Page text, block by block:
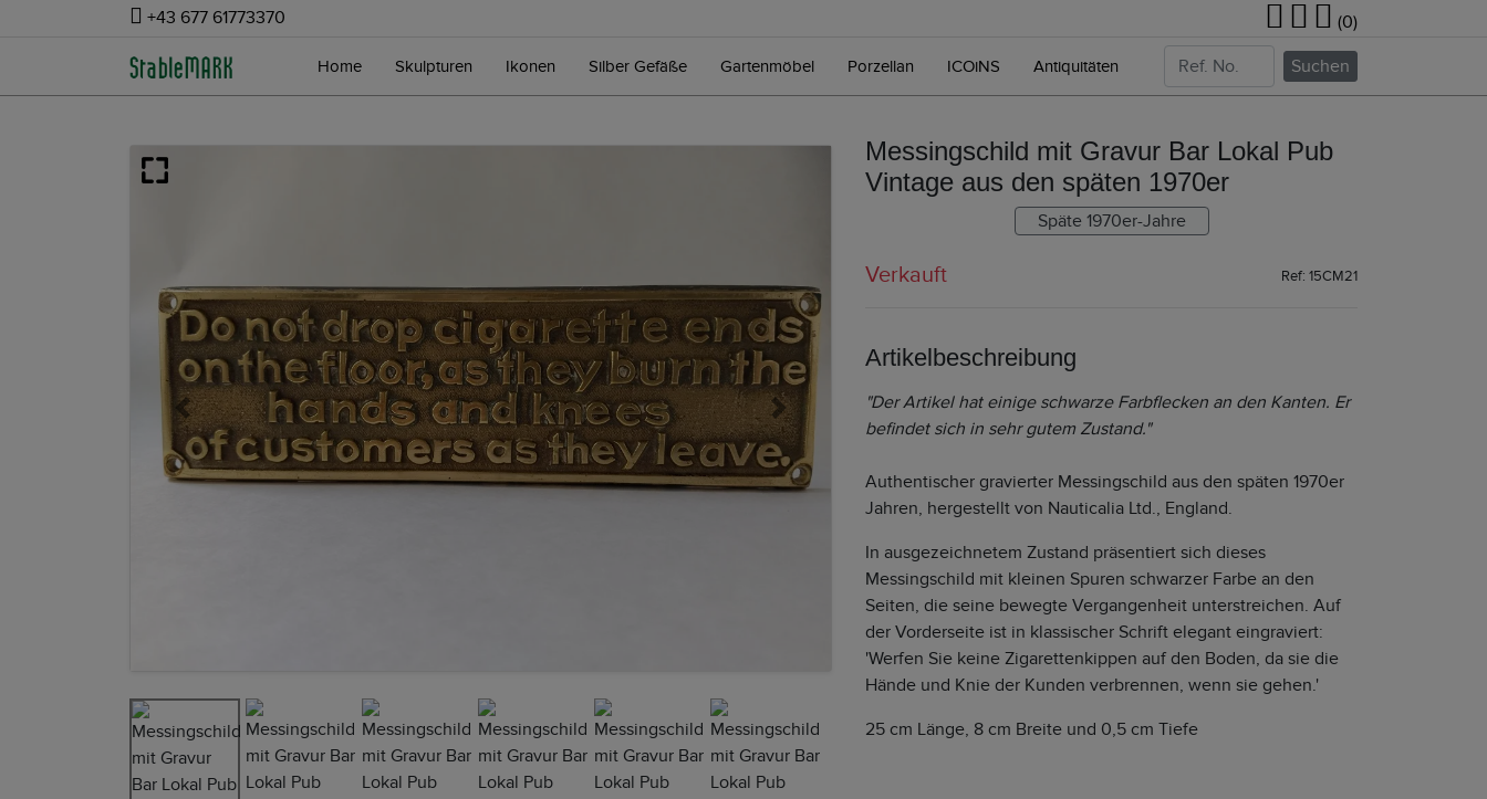
+43 677 61773370 (0)
Home Skulpturen Ikonen Silber Gefäße Gartenmöbel Porzellan ICOiNS Antiquitäten Suchen
Previous Next
Messingschild mit Gravur Bar Lokal Pub
Vintage aus den späten 1970er
Späte 1970er-Jahre
Verkauft Ref: 15CM21
Artikelbeschreibung
"Der Artikel hat einige schwarze Farbflecken an den Kanten. Er
befindet sich in sehr gutem Zustand."
Authentischer gravierter Messingschild aus den späten 1970er
Jahren, hergestellt von Nauticalia Ltd., England.
In ausgezeichnetem Zustand präsentiert sich dieses
Messingschild mit kleinen Spuren schwarzer Farbe an den
Seiten, die seine bewegte Vergangenheit unterstreichen. Auf
der Vorderseite ist in klassischer Schrift elegant eingraviert:
'Werfen Sie keine Zigarettenkippen auf den Boden, da sie die
Hände und Knie der Kunden verbrennen, wenn sie gehen.'
25 cm Länge, 8 cm Breite und 0,5 cm Tiefe